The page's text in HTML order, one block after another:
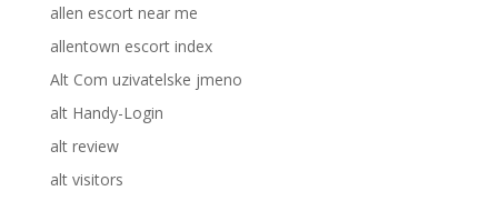
allen escort near me
allentown escort index
Alt Com uzivatelske jmeno
alt Handy-Login
alt review
alt visitors